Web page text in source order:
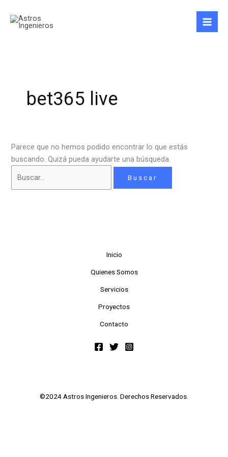
contenido
bet365 live
Parece que no hemos podido encontrar lo que estás
buscando. Quizá pueda ayudarte una búsqueda.
por:
Inicio
Quienes Somos
Servicios
Proyectos
Contacto
©2024 Astros Ingenieros. Derechos Reservados.